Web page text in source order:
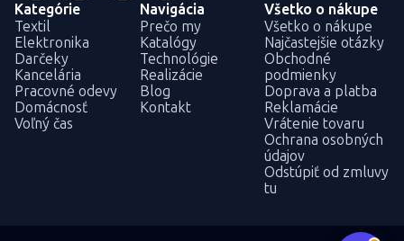
Kategórie
Textil
Elektronika
Darčeky
Kancelária
Pracovné odevy
Domácnosť
Voľný čas
Navigácia
Prečo my
Katalógy
Technológie
Realizácie
Blog
Kontakt
Všetko o nákupe
Všetko o nákupe
Najčastejšie otázky
Obchodné
podmienky
Doprava a platba
Reklamácie
Vrátenie tovaru
Ochrana osobných
údajov
Odstúpiť od zmluvy
tu